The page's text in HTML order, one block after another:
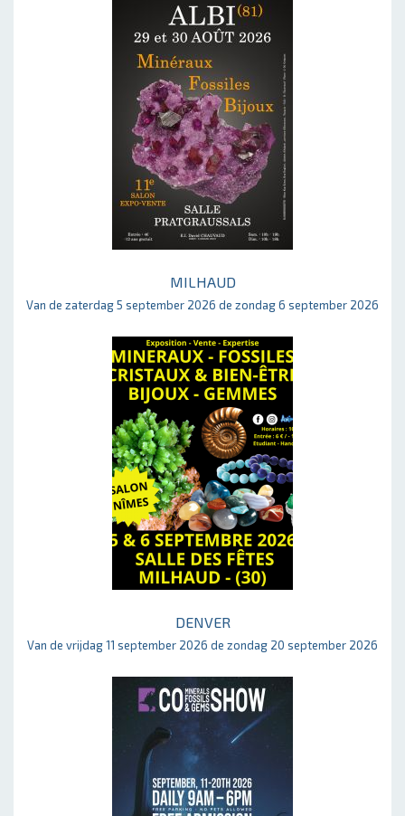
MILHAUD
Van de zaterdag 5 september 2026 de zondag 6 september 2026
DENVER
Van de vrijdag 11 september 2026 de zondag 20 september 2026